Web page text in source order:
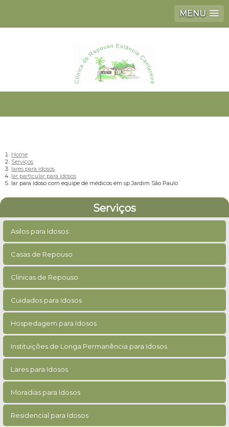
MENU
Home
Serviços
lares para idosos
lar particular para idosos
lar para idoso com equipe de médicos em sp Jardim São Paulo
Serviços
Asilos para Idosos
Casas de Repouso
Clinicas de Repouso
Cuidados para Idosos
Hospedagem para Idosos
Instituições de Longa Permanência para Idosos
Lares para Idosos
Moradias para Idosos
Residencial para Idosos